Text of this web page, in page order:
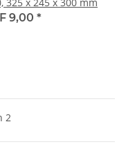
9,00 *
2